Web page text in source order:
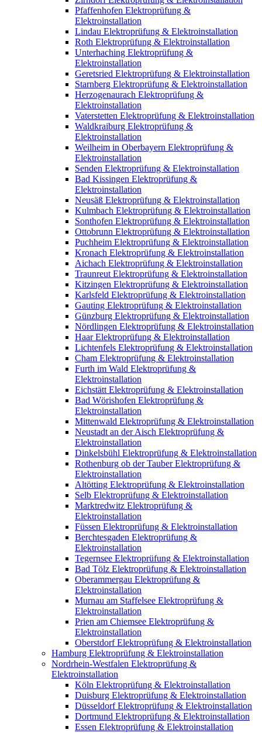
Pfaffenhofen Elektroprüfung &
Elektroinstallation
Lindau Elektroprüfung & Elektroinstallation
Roth Elektroprüfung & Elektroinstallation
Unterhaching Elektroprüfung &
Elektroinstallation
Geretsried Elektroprüfung & Elektroinstallation
Starnberg Elektroprüfung & Elektroinstallation
Herzogenaurach Elektroprüfung &
Elektroinstallation
Vaterstetten Elektroprüfung & Elektroinstallation
Waldkraiburg Elektroprüfung &
Elektroinstallation
Weilheim in Oberbayern Elektroprüfung &
Elektroinstallation
Senden Elektroprüfung & Elektroinstallation
Bad Kissingen Elektroprüfung &
Elektroinstallation
Neusäß Elektroprüfung & Elektroinstallation
Kulmbach Elektroprüfung & Elektroinstallation
Sonthofen Elektroprüfung & Elektroinstallation
Ottobrunn Elektroprüfung & Elektroinstallation
Puchheim Elektroprüfung & Elektroinstallation
Kronach Elektroprüfung & Elektroinstallation
Aichach Elektroprüfung & Elektroinstallation
Traunreut Elektroprüfung & Elektroinstallation
Kitzingen Elektroprüfung & Elektroinstallation
Karlsfeld Elektroprüfung & Elektroinstallation
Gauting Elektroprüfung & Elektroinstallation
Günzburg Elektroprüfung & Elektroinstallation
Nördlingen Elektroprüfung & Elektroinstallation
Haar Elektroprüfung & Elektroinstallation
Lichtenfels Elektroprüfung & Elektroinstallation
Cham Elektroprüfung & Elektroinstallation
Furth im Wald Elektroprüfung &
Elektroinstallation
Eichstätt Elektroprüfung & Elektroinstallation
Bad Wörishofen Elektroprüfung &
Elektroinstallation
Mittenwald Elektroprüfung & Elektroinstallation
Neustadt an der Aisch Elektroprüfung &
Elektroinstallation
Dinkelsbühl Elektroprüfung & Elektroinstallation
Rothenburg ob der Tauber Elektroprüfung &
Elektroinstallation
Altötting Elektroprüfung & Elektroinstallation
Selb Elektroprüfung & Elektroinstallation
Marktredwitz Elektroprüfung &
Elektroinstallation
Füssen Elektroprüfung & Elektroinstallation
Berchtesgaden Elektroprüfung &
Elektroinstallation
Tegernsee Elektroprüfung & Elektroinstallation
Bad Tölz Elektroprüfung & Elektroinstallation
Oberammergau Elektroprüfung &
Elektroinstallation
Murnau am Staffelsee Elektroprüfung &
Elektroinstallation
Prien am Chiemsee Elektroprüfung &
Elektroinstallation
Oberstdorf Elektroprüfung & Elektroinstallation
Hamburg Elektroprüfung & Elektroinstallation
Nordrhein-Westfalen Elektroprüfung &
Elektroinstallation
Köln Elektroprüfung & Elektroinstallation
Duisburg Elektroprüfung & Elektroinstallation
Düsseldorf Elektroprüfung & Elektroinstallation
Dortmund Elektroprüfung & Elektroinstallation
Essen Elektroprüfung & Elektroinstallation